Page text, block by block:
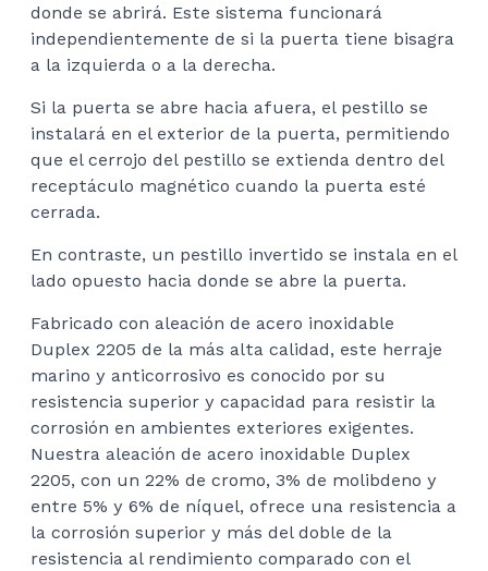
donde se abrirá. Este sistema funcionará
independientemente de si la puerta tiene bisagra
a la izquierda o a la derecha.
Si la puerta se abre hacia afuera, el pestillo se
instalará en el exterior de la puerta, permitiendo
que el cerrojo del pestillo se extienda dentro del
receptáculo magnético cuando la puerta esté
cerrada.
En contraste, un pestillo invertido se instala en el
lado opuesto hacia donde se abre la puerta.
Fabricado con aleación de acero inoxidable
Duplex 2205 de la más alta calidad, este herraje
marino y anticorrosivo es conocido por su
resistencia superior y capacidad para resistir la
corrosión en ambientes exteriores exigentes.
Nuestra aleación de acero inoxidable Duplex
2205, con un 22% de cromo, 3% de molibdeno y
entre 5% y 6% de níquel, ofrece una resistencia a
la corrosión superior y más del doble de la
resistencia al rendimiento comparado con el